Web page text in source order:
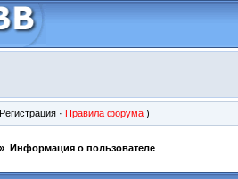
Регистрация· Правила форума)
Информация о пользователе